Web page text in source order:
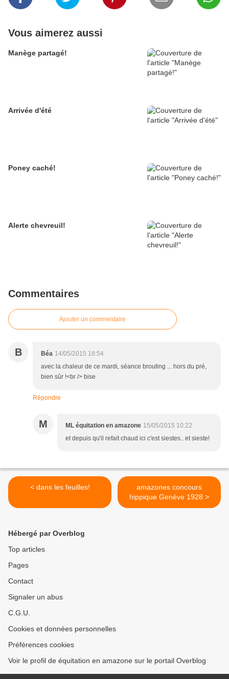
Vous aimerez aussi
Manège partagé!
Arrivée d'été
Poney caché!
Alerte chevreuil!
Commentaires
Ajouter un commentaire
B Béa 14/05/2015 18:54
avec la chaleur de ce mardi, séance brouting ... hors du pré,
bien sûr !<br /> bise
Répondre
M ML équitation en amazone 15/05/2015 10:22
et depuis qu'il refait chaud ici c'est siestes.. et sieste!
< dans les feuilles!
amazones concours
hippique Genève 1928 >
Hébergé par Overblog
Top articles
Pages
Contact
Signaler un abus
C.G.U.
Cookies et données personnelles
Préférences cookies
Voir le profil de équitation en amazone sur le portail Overblog